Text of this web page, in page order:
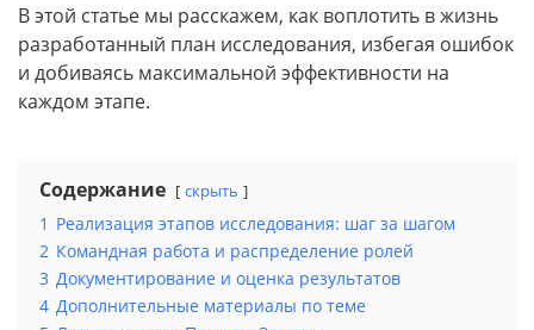
В этой статье мы расскажем, как воплотить в жизнь
разработанный план исследования, избегая ошибок
и добиваясь максимальной эффективности на
каждом этапе.
Содержание скрыть
1 Реализация этапов исследования: шаг за шагом
2 Командная работа и распределение ролей
3 Документирование и оценка результатов
4 Дополнительные материалы по теме